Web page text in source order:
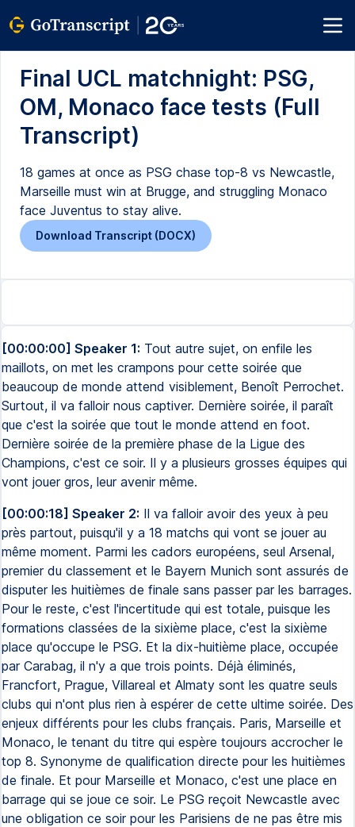
Final UCL matchnight: PSG,
OM, Monaco face tests (Full
Transcript)
18 games at once as PSG chase top-8 vs Newcastle,
Marseille must win at Brugge, and struggling Monaco
face Juventus to stay alive.
Download Transcript (DOCX)
[00:00:00] Speaker 1: Tout autre sujet, on enfile les
maillots, on met les crampons pour cette soirée que
beaucoup de monde attend visiblement, Benoît Perrochet.
Surtout, il va falloir nous captiver. Dernière soirée, il paraît
que c'est la soirée que tout le monde attend en foot.
Dernière soirée de la première phase de la Ligue des
Champions, c'est ce soir. Il y a plusieurs grosses équipes qui
vont jouer gros, leur avenir même.
[00:00:18] Speaker 2: Il va falloir avoir des yeux à peu
près partout, puisqu'il y a 18 matchs qui vont se jouer au
même moment. Parmi les cadors européens, seul Arsenal,
premier du classement et le Bayern Munich sont assurés de
disputer les huitièmes de finale sans passer par les barrages.
Pour le reste, c'est l'incertitude qui est totale, puisque les
formations classées de la sixième place, c'est la sixième
place qu'occupe le PSG. Et la dix-huitième place, occupée
par Carabag, il n'y a que trois points. Déjà éliminés,
Francfort, Prague, Villareal et Almaty sont les quatre seuls
clubs qui n'ont plus rien à espérer de cette ultime soirée. Des
enjeux différents pour les clubs français. Paris, Marseille et
Monaco, le tenant du titre qui espère toujours accrocher le
top 8. Synonyme de qualification directe pour les huitièmes
de finale. Et pour Marseille et Monaco, c'est une place en
barrage qui se joue ce soir. Le PSG reçoit Newcastle avec
une obligation ce soir pour les Parisiens de ne pas être mis